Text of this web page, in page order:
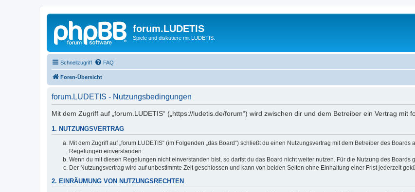
forum.LUDETIS
Spiele und diskutiere mit LUDETIS.
Schnellzugriff FAQ
Foren-Übersicht
forum.LUDETIS - Nutzungsbedingungen
Mit dem Zugriff auf „forum.LUDETIS“ („https://ludetis.de/forum“) wird zwischen dir und dem Betreiber ein Vertrag mit
1. NUTZUNGSVERTRAG
Mit dem Zugriff auf „forum.LUDETIS“ (im Folgenden „das Board“) schließt du einen Nutzungsvertrag mit dem Betreiber des
Regelungen einverstanden.
Wenn du mit diesen Regelungen nicht einverstanden bist, so darfst du das Board nicht weiter nutzen. Für die Nutzung des
Der Nutzungsvertrag wird auf unbestimmte Zeit geschlossen und kann von beiden Seiten ohne Einhaltung einer Frist jederzeit
2. EINRÄUMUNG VON NUTZUNGSRECHTEN